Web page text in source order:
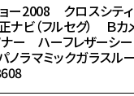
ー2008 クロスシテ
ビ（フルセグ） Ｂ
ナー ハーフレザーシ
ラマミックガラスル